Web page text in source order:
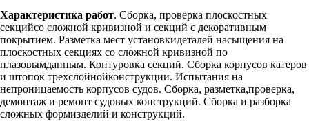
Характеристика работ. Сборка, проверка плоскостных
секцийсо сложной кривизной и секций с декоративным
покрытием. Разметка мест установкидеталей насыщения на
плоскостных секциях со сложной кривизной по
плазовымданным. Контуровка секций. Сборка корпусов катеров
и штопок трехслойнойконструкции. Испытания на
непроницаемость корпусов судов. Сборка, разметка,проверка,
демонтаж и ремонт судовых конструкций. Сборка и разборка
сложных формизделий и конструкций.